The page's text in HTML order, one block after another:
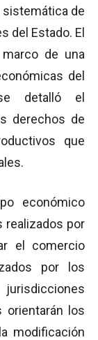
sistemática de
del Estado. El
de una
del
detalló el
derechos de
que
económico
realizados por
el comercio
por los
orientarán los
modificación